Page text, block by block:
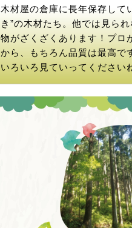
木材屋の倉庫に長年保存して
き”の木材たち。他では見ら
物がざくざくあります！プロ
から、もちろん品質は最高で
いろいろ見ていってください